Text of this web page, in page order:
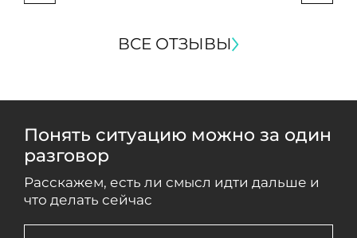
ВСЕ ОТЗЫВЫ
Понять ситуацию можно за один
разговор
Расскажем, есть ли смысл идти дальше и
что делать сейчас